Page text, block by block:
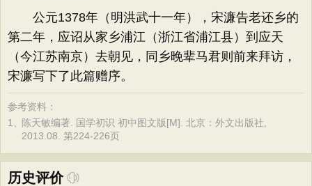
公元1378年（明洪武十一年），宋濂告老还乡的
第二年，应诏从家乡浦江（浙江省浦江县）到应天
（今江苏南京）去朝见，同乡晚辈马君则前来拜访，
宋濂写下了此篇赠序。
参考资料：
1、 陈天敏编著. 国学初识 初中图文版[M]. 北京：外文出版社,
2013.08. 第224-226页
历史评价